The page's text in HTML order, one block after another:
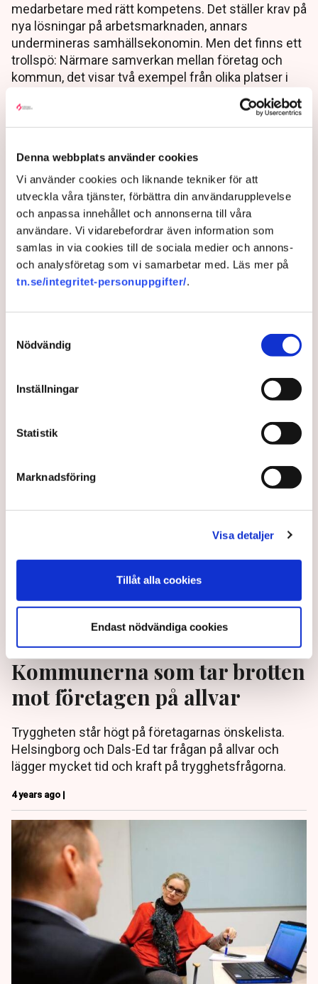
Denna webbplats använder cookies
Vi använder cookies och liknande tekniker för att
utveckla våra tjänster, förbättra din användarupplevelse
och anpassa innehållet och annonserna till våra
användare. Vi vidarebefordrar även information som
samlas in via cookies till de sociala medier och annons-
och analysföretag som vi samarbetar med. Läs mer på
tn.se/integritet-personuppgifter/.
Nödvändig
Inställningar
Statistik
Marknadsföring
Visa detaljer
Tillåt alla cookies
Endast nödvändiga cookies
medarbetare med rätt kompetens. Det ställer krav på
nya lösningar på arbetsmarknaden, annars
undermineras samhällsekonomin. Men det finns ett
trollspö: Närmare samverkan mellan företag och
kommun, det visar två exempel från olika platser i
Utflyttningen från Stockholm
ökar
Under 2021 ökade folkmängden i 205 av landets 290
kommuner. Störst utflyttning till övriga Sverige hade
Stockholms län, enligt statistik från Statistiska
centralbyrån (SCB).
Kommunerna som tar brotten
mot företagen på allvar
Tryggheten står högt på företagarnas önskelista.
Helsingborg och Dals-Ed tar frågan på allvar och
lägger mycket tid och kraft på trygghetsfrågorna.
4 years ago |